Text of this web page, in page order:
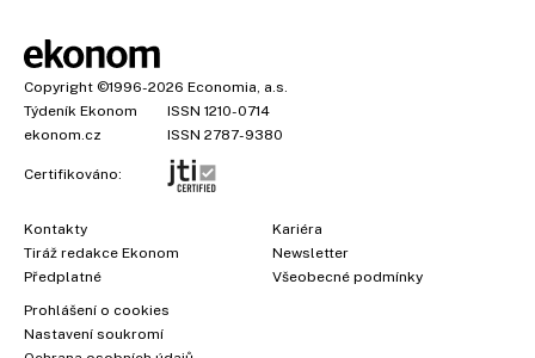
Copyright ©1996-2026 Economia, a.s.
Týdeník Ekonom
ISSN 1210-0714
ekonom.cz
ISSN 2787-9380
Certifikováno:
Kontakty
Tiráž redakce Ekonom
Předplatné
Kariéra
Newsletter
Všeobecné podmínky
Prohlášení o cookies
Nastavení soukromí